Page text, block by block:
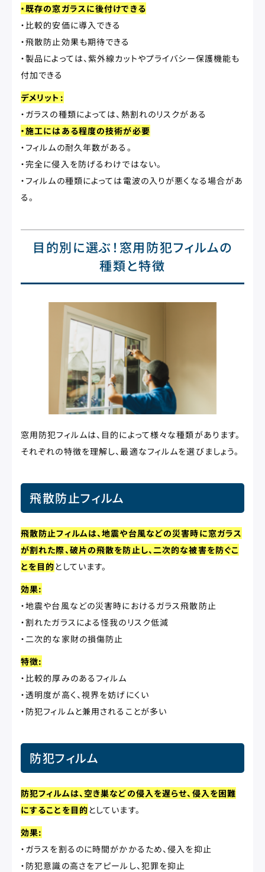
・既存の窓ガラスに後付けできる
・比較的安価に導入できる
・飛散防止効果も期待できる
・製品によっては、紫外線カットやプライバシー保護機能も
付加できる
デメリット:
・ガラスの種類によっては、熱割れのリスクがある
・施工にはある程度の技術が必要
・フィルムの耐久年数がある。
・完全に侵入を防げるわけではない。
・フィルムの種類によっては電波の入りが悪くなる場合があ
る。
目的別に選ぶ！窓用防犯フィルムの
種類と特徴
窓用防犯フィルムは、目的によって様々な種類があります。
それぞれの特徴を理解し、最適なフィルムを選びましょう。
飛散防止フィルム
飛散防止フィルムは、地震や台風などの災害時に窓ガラス
が割れた際、破片の飛散を防止し、二次的な被害を防ぐこ
とを目的としています。
効果:
・地震や台風などの災害時におけるガラス飛散防止
・割れたガラスによる怪我のリスク低減
・二次的な家財の損傷防止
特徴:
・比較的厚みのあるフィルム
・透明度が高く、視界を妨げにくい
・防犯フィルムと兼用されることが多い
防犯フィルム
防犯フィルムは、空き巣などの侵入を遅らせ、侵入を困難
にすることを目的としています。
効果:
・ガラスを割るのに時間がかかるため、侵入を抑止
・防犯意識の高さをアピールし、犯罪を抑止